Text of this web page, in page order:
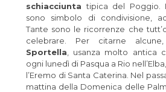
schiacciunta tipica del Poggio.
sono simbolo di condivisione,
Tante sono le ricorrenze che
celebrare. Per citarne
Sportella , usanza molto antica
ogni lunedì di Pasqua a Rio
l’Eremo di Santa Caterina. Nel
mattina della Domenica delle